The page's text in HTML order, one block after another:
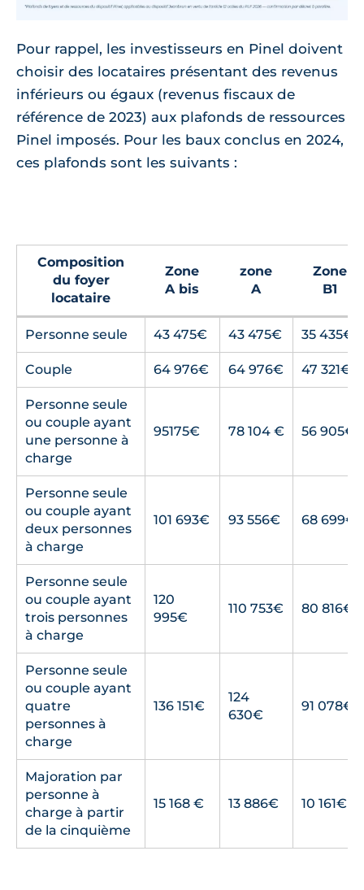
Pour rappel, les investisseurs en Pinel doivent
choisir des locataires présentant des revenus
inférieurs ou égaux (revenus fiscaux de
référence de 2023) aux plafonds de ressources
Pinel imposés. Pour les baux conclus en 2024,
ces plafonds sont les suivants :
Composition
du foyer
locataire
Zone
A bis
zone
A
Zone
B1
Personne seule 43 475€ 43 475€ 35 435€
Couple 64 976€ 64 976€ 47 321€
Personne seule
ou couple ayant
une personne à
charge
95175€ 78 104 € 56 905€
Personne seule
ou couple ayant
deux personnes
à charge
101 693€ 93 556€ 68 699€
Personne seule
ou couple ayant
trois personnes
à charge
120
995€
110 753€ 80 816€
Personne seule
ou couple ayant
quatre
personnes à
charge
136 151€
124
630€
91 078€
Majoration par
personne à
charge à partir
de la cinquième
15 168 € 13 886€ 10 161€